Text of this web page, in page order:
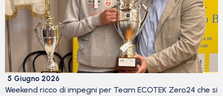
5 Giugno 2026
Weekend ricco di impegni per Team ECOTEK Zero24 che si